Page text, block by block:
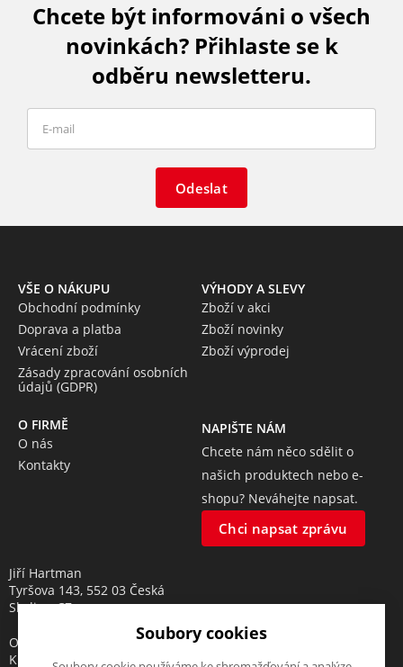
Chcete být informováni o všech
novinkách? Přihlaste se k
odběru newsletteru.
Odeslat
VŠE O NÁKUPU
Obchodní podmínky
Doprava a platba
Vrácení zboží
Zásady zpracování osobních
údajů (GDPR)
VÝHODY A SLEVY
Zboží v akci
Zboží novinky
Zboží výprodej
O FIRMĚ
O nás
Kontakty
NAPIŠTE NÁM
Chcete nám něco sdělit o
našich produktech nebo e-
shopu? Neváhejte napsat.
Chci napsat zprávu
Jiří Hartman
Tyršova 143, 552 03 Česká
Skalice, CZ
Obchodní rejstřík vedený u
Krajského soudu v Hradci
Soubory cookies